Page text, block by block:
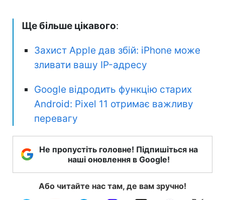
Ще більше цікавого:
Захист Apple дав збій: iPhone може
зливати вашу IP-адресу
Google відродить функцію старих
Android: Pixel 11 отримає важливу
перевагу
Не пропустіть головне! Підпишіться на
наші оновлення в Google!
Або читайте нас там, де вам зручно!